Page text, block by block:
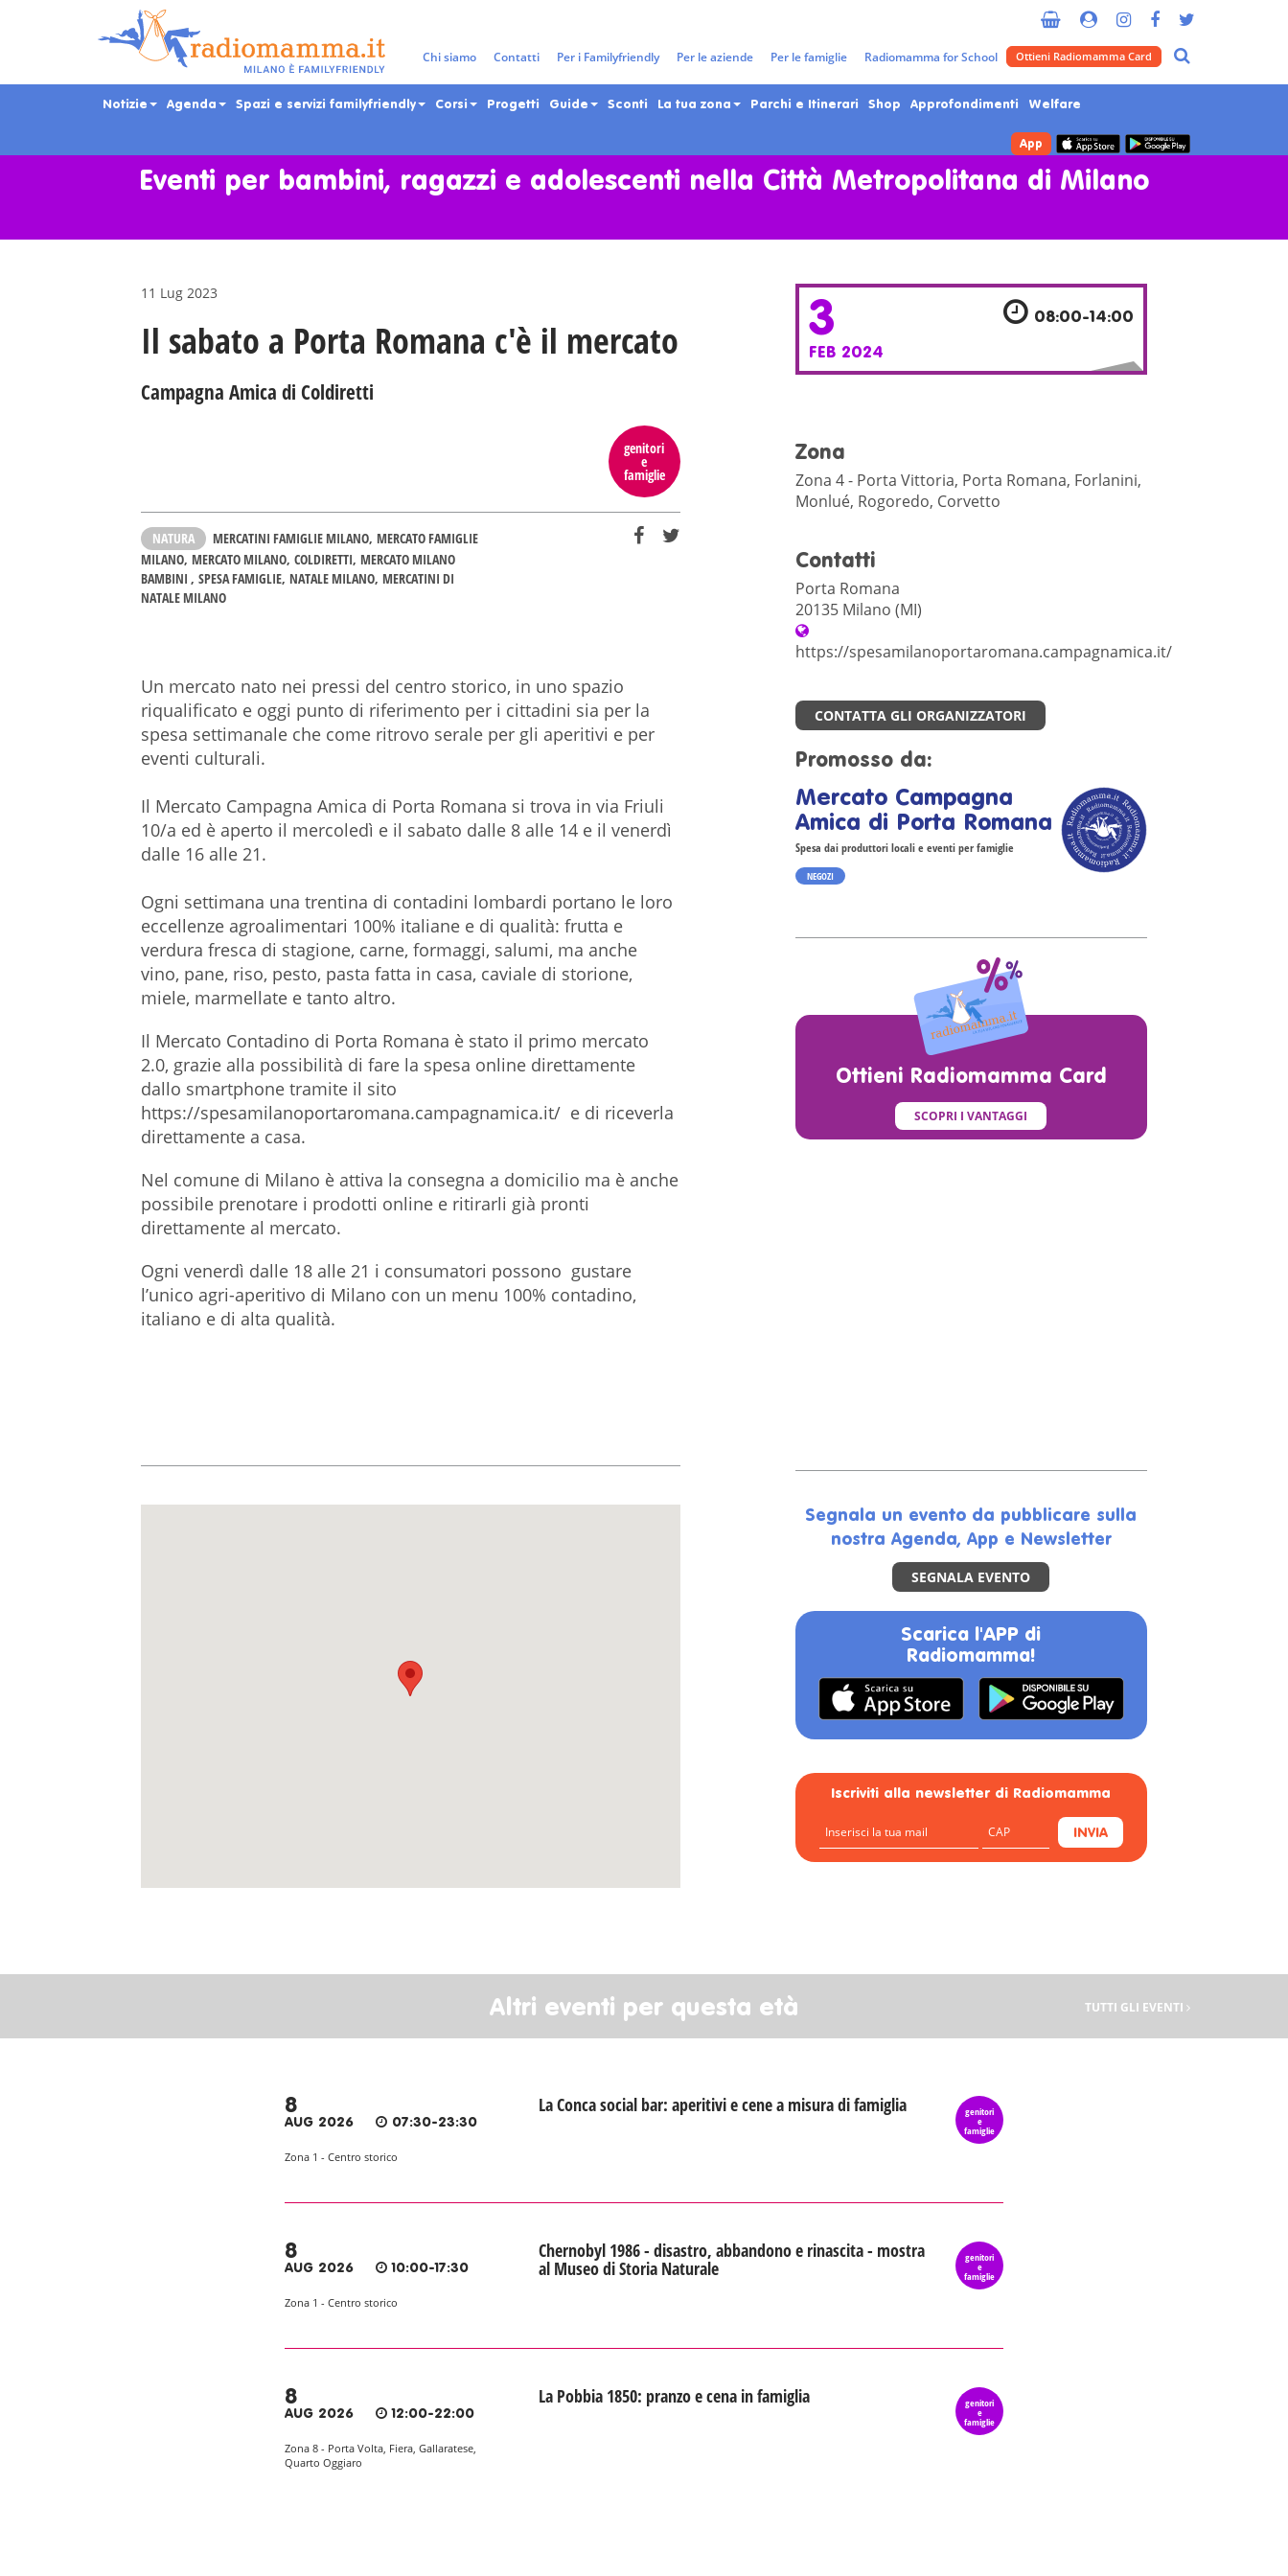
to
Chi siamo Contatti Per i Familyfriendly Per le aziende Per le famiglie Radiomamma for School Ottieni Radiomamma Card
Notizie Agenda Spazi e servizi familyfriendly Corsi Progetti Guide Sconti La tua zona Parchi e Itinerari Shop Approfondimenti Welfare
App
Eventi per bambini, ragazzi e adolescenti nella Città Metropolitana di Milano
11 Lug 2023
Il sabato a Porta Romana c'è il mercato
Campagna Amica di Coldiretti
genitori
e
famiglie
NATURA MERCATINI FAMIGLIE MILANO MERCATO FAMIGLIE
MILANO MERCATO MILANO COLDIRETTI MERCATO MILANO
BAMBINI
SPESA FAMIGLIE NATALE MILANO MERCATINI DI
NATALE MILANO
Un mercato nato nei pressi del centro storico, in uno spazio
riqualificato e oggi punto di riferimento per i cittadini sia per la
spesa settimanale che come ritrovo serale per gli aperitivi e per
eventi culturali.
Il Mercato Campagna Amica di Porta Romana si trova in via Friuli
10/a ed è aperto il mercoledì e il sabato dalle 8 alle 14 e il venerdì
dalle 16 alle 21.
Ogni settimana una trentina di contadini lombardi portano le loro
eccellenze agroalimentari 100% italiane e di qualità: frutta e
verdura fresca di stagione, carne, formaggi, salumi, ma anche
vino, pane, riso, pesto, pasta fatta in casa, caviale di storione,
miele, marmellate e tanto altro.
Il Mercato Contadino di Porta Romana è stato il primo mercato
2.0, grazie alla possibilità di fare la spesa online direttamente
dallo smartphone tramite il sito
https://spesamilanoportaromana.campagnamica.it/ e di riceverla
direttamente a casa.
Nel comune di Milano è attiva la consegna a domicilio ma è anche
possibile prenotare i prodotti online e ritirarli già pronti
direttamente al mercato.
Ogni venerdì dalle 18 alle 21 i consumatori possono gustare
l’unico agri-aperitivo di Milano con un menu 100% contadino,
italiano e di alta qualità.
3
FEB 2024
08:00-14:00
Zona
Zona 4 - Porta Vittoria, Porta Romana, Forlanini,
Monlué, Rogoredo, Corvetto
Contatti
Porta Romana
20135 Milano (MI)
https://spesamilanoportaromana.campagnamica.it/
CONTATTA GLI ORGANIZZATORI
Promosso da:
Mercato Campagna
Amica di Porta Romana
Spesa dai produttori locali e eventi per famiglie
NEGOZI
Ottieni Radiomamma Card
SCOPRI I VANTAGGI
Segnala un evento da pubblicare sulla
nostra Agenda, App e Newsletter
SEGNALA EVENTO
Scarica l'APP di
Radiomamma!
Iscriviti alla newsletter di Radiomamma
INVIA
Altri eventi per questa età TUTTI GLI EVENTI
8
AUG 2026 07:30-23:30
Zona 1 - Centro storico
La Conca social bar: aperitivi e cene a misura di famiglia genitori
e
famiglie
8
AUG 2026 10:00-17:30
Zona 1 - Centro storico
Chernobyl 1986 - disastro, abbandono e rinascita - mostra
al Museo di Storia Naturale genitori
e
famiglie
8
AUG 2026 12:00-22:00
Zona 8 - Porta Volta, Fiera, Gallaratese,
Quarto Oggiaro
La Pobbia 1850: pranzo e cena in famiglia genitori
e
famiglie